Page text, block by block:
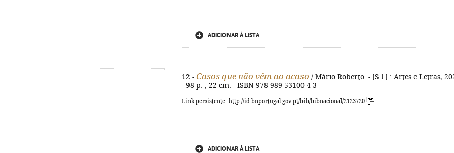
ADICIONAR À LISTA
12 - Casos que não vêm ao acaso / Mário Roberto. - [S.l.] : Artes e Letras,
- 98 p. ; 22 cm. - ISBN 978-989-53100-4-3
Link persistente: http://id.bnportugal.gov.pt/bib/bibnacional/2123720
ADICIONAR À LISTA